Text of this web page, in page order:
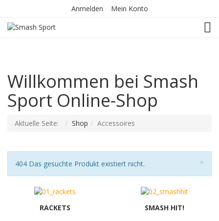
Anmelden
Mein Konto
Willkommen bei Smash
Sport Online-Shop
Aktuelle Seite: Shop Accessoires
×
Hinweis
404 Das gesuchte Produkt existiert nicht.
RACKETS SMASH HIT!